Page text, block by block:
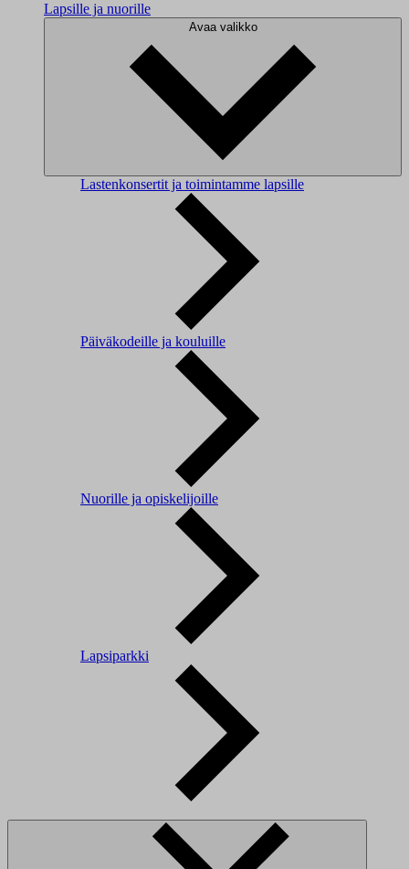
Lapsille ja nuorille
Avaa valikko
Lastenkonsertit ja toimintamme lapsille
Päiväkodeille ja kouluille
Nuorille ja opiskelijoille
Lapsiparkki